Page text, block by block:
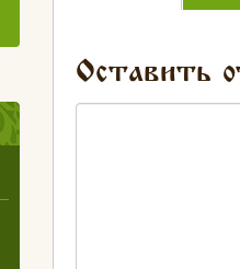
Оставить